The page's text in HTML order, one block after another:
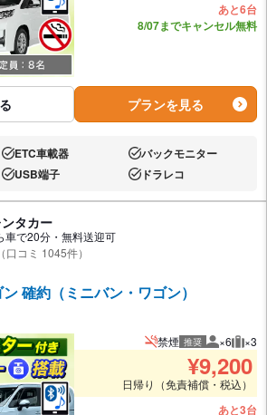
あと6台
8/07までキャンセル無料
プランを見る
あり:ETC車載器 あり:バックモニター
あり:USB端子 あり:ドラレコ
タカー
車で20分・無料送迎可
（口コミ 1045件）
確約（ミニバン・ワゴン）
禁煙 推奨 推奨人数
×6 推
×3
¥9,200
日帰り（免責補償・税込）
あと3台